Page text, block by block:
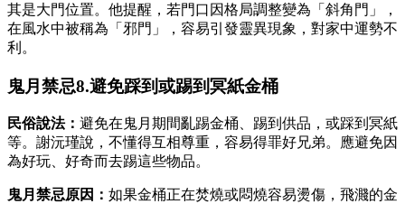
其是大門位置。他提醒，若門口因格局調整變為「斜角門」，
在風水中被稱為「邪門」，容易引發靈異現象，對家中運勢不
利。
鬼月禁忌8.避免踩到或踢到冥紙金桶
民俗說法： 避免在鬼月期間亂踢金桶、踢到供品，或踩到冥紙
等。謝沅瑾說，不懂得互相尊重，容易得罪好兄弟。應避免因
為好玩、好奇而去踢這些物品。
鬼月禁忌原因： 如果金桶正在焚燒或悶燒容易燙傷，飛濺的金